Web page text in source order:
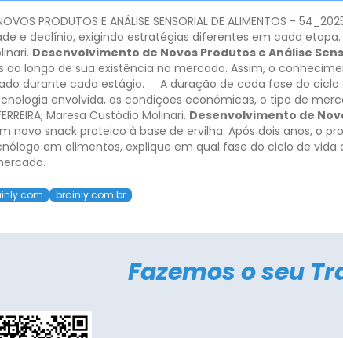
PRODUTOS E ANÁLISE SENSORIAL DE ALIMENTOS -
e declínio, exigindo estratégias diferentes em cada
Desenvolvimento de Novos Produtos e Análise
longo de sua existência no mercado. Assim, o
durante cada estágio.
A duração de cada fase do
envolvida, as condições econômicas, o tipo de
Maresa Custódio Molinari. Desenvolvimento de
novo snack proteico à base de ervilha. Após dois anos, o
em alimentos, explique em qual fase do ciclo de
brainly.com.br
Fazemos o seu